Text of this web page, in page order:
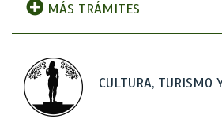
MÁS TRÁMITES
CULTURA, TURISMO